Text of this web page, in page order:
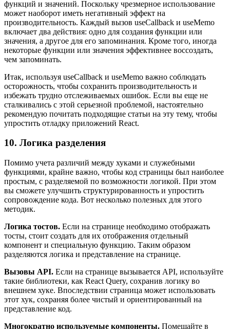
функций и значений. Поскольку чрезмерное использование
может наоборот иметь негативный эффект на
производительность. Каждый вызов useCallback и useMemo
включает два действия: одно для создания функции или
значения, а другое для его запоминания. Кроме того, иногда
некоторые функции или значения эффективнее воссоздать,
чем запоминать.
Итак, используя useCallback и useMemo важно соблюдать
осторожность, чтобы сохранить производительность и
избежать трудно отслеживаемых ошибок. Если вы еще не
сталкивались с этой серьезной проблемой, настоятельно
рекомендую почитать подходящие статьи на эту тему, чтобы
упростить отладку приложений React.
10. Логика разделения
Помимо учета различий между хуками и служебными
функциями, крайне важно, чтобы код страницы был наиболее
простым, с разделяемой по возможности логикой. При этом
вы сможете улучшить структурированность и упростить
сопровождение кода. Вот несколько полезных для этого
методик.
Логика тостов. Если на странице необходимо отображать
тосты, стоит создать для их отображения отдельный
компонент и специальную функцию. Таким образом
разделяются логика и представление на странице.
Вызовы API. Если на странице вызывается API, используйте
такие библиотеки, как React Query, сохранив логику во
внешнем хуке. Впоследствии страница может использовать
этот хук, сохраняя более чистый и ориентированный на
представление код.
Многократно используемые компоненты. Помещайте в